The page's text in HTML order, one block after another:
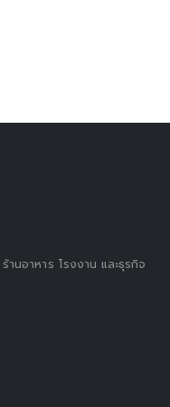
นอาหาร โรงงาน และธุรกิจ